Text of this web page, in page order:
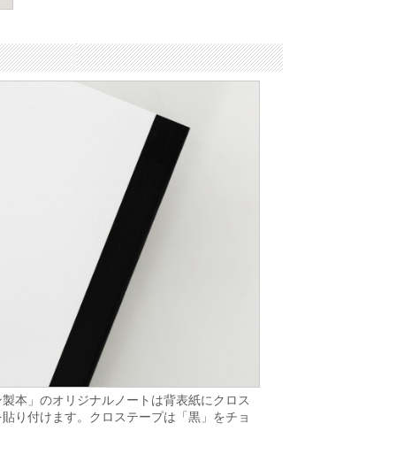
本」のオリジナルノートは背表紙にクロス
り付けます。クロステープは「黒」をチョ